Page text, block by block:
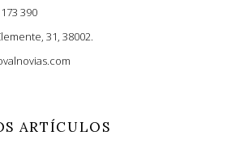
390
31, 38002.
ARTÍCULOS